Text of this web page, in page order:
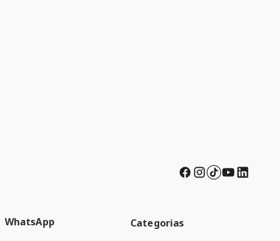
WhatsApp Categorias